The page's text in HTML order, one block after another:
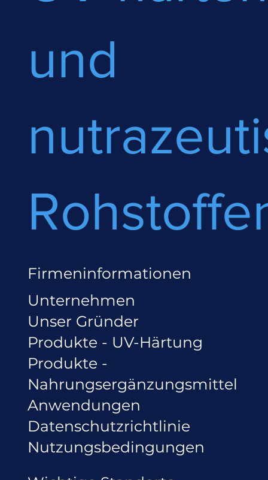
und
Firmeninformationen
Unternehmen
Unser Gründer
Produkte - UV-Härtung
Produkte -
Nahrungsergänzungsmittel
Anwendungen
Datenschutzrichtlinie
Nutzungsbedingungen